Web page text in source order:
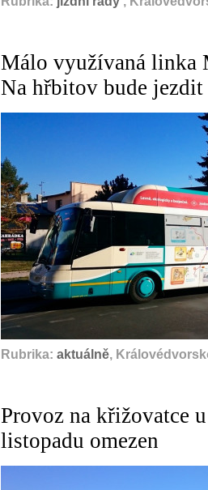
Málo využívaná linka
Na hřbitov bude
Rubrika: aktuálně,
Provoz na křižovatce
listopadu omezen